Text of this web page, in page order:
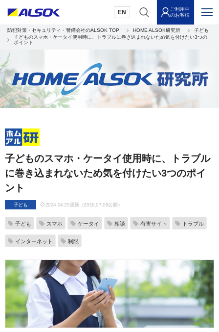
EN
ご利用中
のお客様
防犯対策・セキュリティ・警備会社のALSOK TOP HOME ALSOK研究所
子ども
子どものスマホ・ケータイ使用時に、トラブルに巻き込まれないため気を付けたい3つの
ポイント
子どものスマホ・ケータイ使用時に、トラブル
に巻き込まれないため気を付けたい3つのポイ
ント
子ども 2024.04.25更新（2019.07.09公開）
子ども スマホ ケータイ 相談 有害サイト トラブル
インターネット 制限